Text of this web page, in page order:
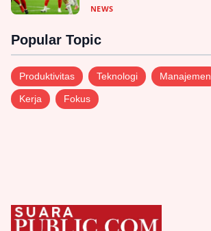
NEWS
Popular Topic
Produktivitas Teknologi Manajemen
Kerja Fokus